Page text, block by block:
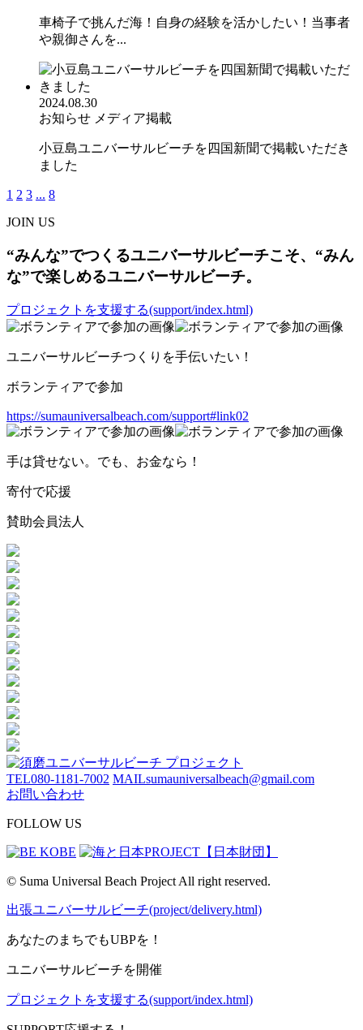
車椅子で挑んだ海！自身の経験を活かしたい！当事者
や親御さんを...
2024.08.30
お知らせ メディア掲載
小豆島ユニバーサルビーチを四国新聞で掲載いただき
ました
1 2 3 ... 8
JOIN US
“みんな”でつくるユニバーサルビーチこそ、“みん
な”で楽しめるユニバーサルビーチ。
プロジェクトを支援する(support/index.html)
ユニバーサルビーチつくりを手伝いたい！
ボランティアで参加
https://sumauniversalbeach.com/support#link02
手は貸せない。でも、お金なら！
寄付で応援
賛助会員法人
TEL080-1181-7002 MAILsumauniversalbeach@gmail.com
お問い合わせ
FOLLOW US
© Suma Universal Beach Project All right reserved.
出張ユニバーサルビーチ(project/delivery.html)
あなたのまちでもUBPを！
ユニバーサルビーチを開催
プロジェクトを支援する(support/index.html)